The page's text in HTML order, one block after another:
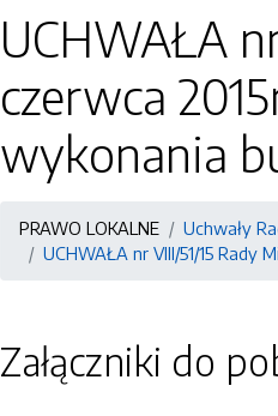
UCHWAŁA
czerwca
wykonania
PRAWO LOKALNE Uchwały
UCHWAŁA nr VIII/51/15
Załączniki do